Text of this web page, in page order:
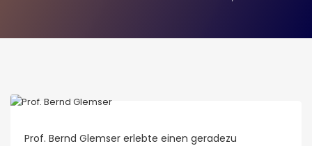
Prof. Bernd Glemser erlebte einen geradezu